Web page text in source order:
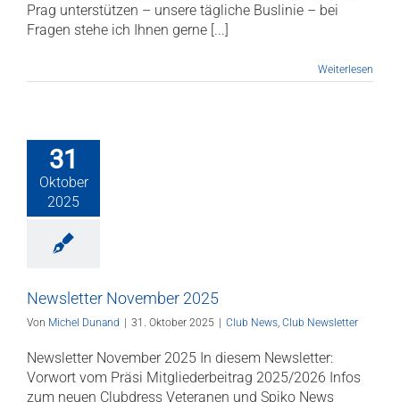
Prag unterstützen – unsere tägliche Buslinie – bei
Fragen stehe ich Ihnen gerne [...]
Weiterlesen
31
Oktober
2025
Newsletter November 2025
Von Michel Dunand 31. Oktober 2025 Club News, Club Newsletter
Newsletter November 2025 In diesem Newsletter:
Vorwort vom Präsi Mitgliederbeitrag 2025/2026 Infos
zum neuen Clubdress Veteranen und Spiko News